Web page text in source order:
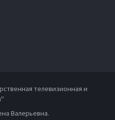
телевизионная и
Валерьевна.